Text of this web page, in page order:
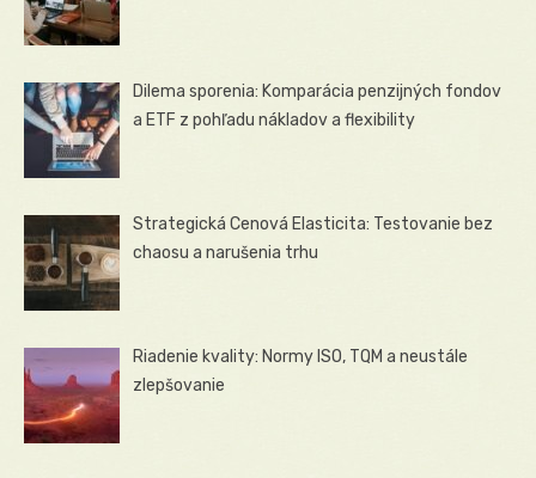
Dilema sporenia: Komparácia penzijných fondov
a ETF z pohľadu nákladov a flexibility
Strategická Cenová Elasticita: Testovanie bez
chaosu a narušenia trhu
Riadenie kvality: Normy ISO, TQM a neustále
zlepšovanie